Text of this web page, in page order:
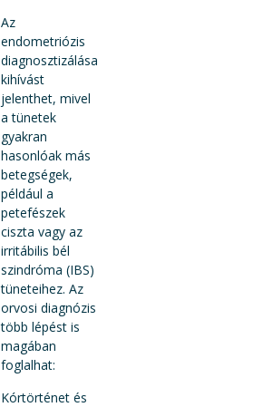
Az
endometriózis
diagnosztizálása
kihívást
jelenthet, mivel
a tünetek
gyakran
hasonlóak más
betegségek,
például a
petefészek
ciszta vagy az
irritábilis bél
szindróma (IBS)
tüneteihez. Az
orvosi diagnózis
több lépést is
magában
foglalhat:
Kórtörténet és